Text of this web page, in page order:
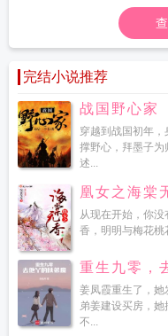
完结小说推荐
战国野心家
穿越到战国初年
撑野心，拜墨子
述...
凰女之海棠
从现在开始，你没
香，明明与梅花桃
重生九零，
姜凤霞重生了，她
弟姜建设买房，
不...